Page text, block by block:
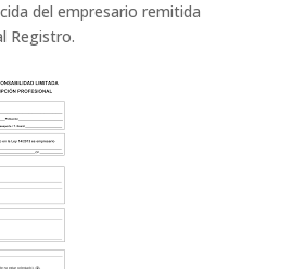
del empresario remitida
Registro.